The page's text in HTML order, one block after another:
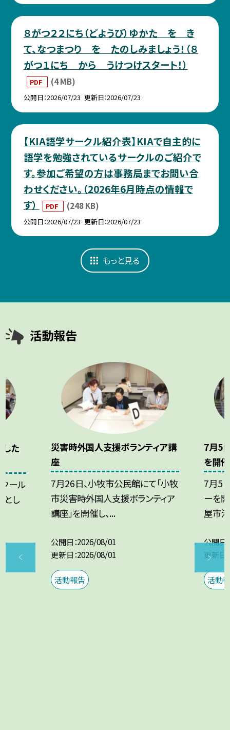
８がつ２２にち（どようび）ゆかた を き
て、なつまつり を たのしみましょう！（８
がつ１にち から うけつけスタート！）
PDF (4 MB)
公開日 2026/07/23 更新日 2026/07/23
【KIA語学サークル紹介表】KIAで自主的に
語学を勉強されているサークルのご紹介で
す。参加ご希望の方は事務局までお問い合
わせください。（2026年6月時点の情報で
す）
PDF (248 KB)
公開日 2026/07/23 更新日 2026/07/23
もっと見る
活動報告
た
ール
とし
災害時外国人支援ボランティア講
座
7月26日、小牧市公民館にて「小牧
市災害時外国人支援ボランティア
講座」を開催し、...
公開日 2026/08/01
更新日 2026/08/01
活動報告
7月5
を開催
7月5
ーを
屋市
公開日
更新日
活動